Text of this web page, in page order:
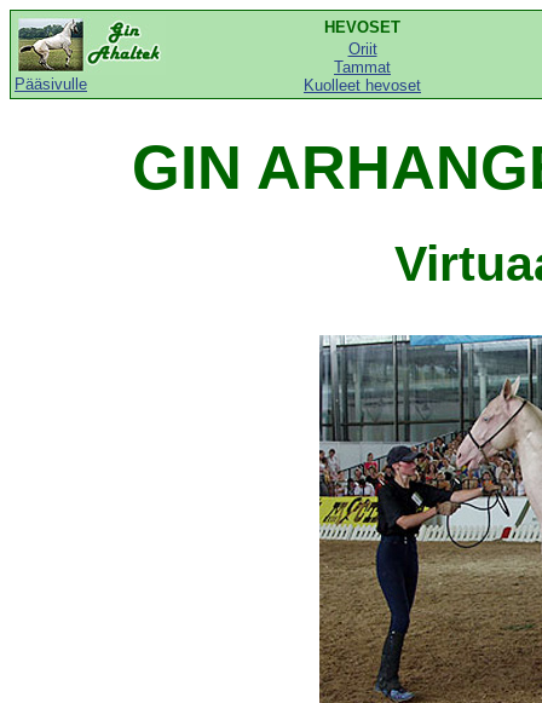
Pääsivulle
HEVOSET
Oriit
Tammat
Kuolleet hevoset
GIN